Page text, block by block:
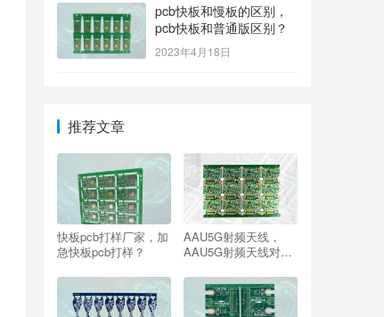
pcb快板和慢板的区别，
pcb快板和普通版区别？
2023年4月18日
推荐文章
快板pcb打样厂家，加
急快板pcb打样？
AAU5G射频天线，
AAU5G射频天线对人